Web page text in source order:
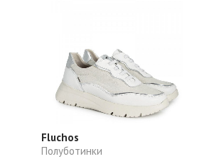
Fluchos
Полуботинки